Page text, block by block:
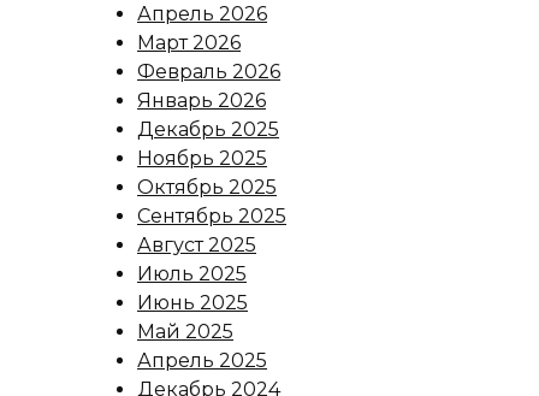
Апрель 2026
Март 2026
Февраль 2026
Январь 2026
Декабрь 2025
Ноябрь 2025
Октябрь 2025
Сентябрь 2025
Август 2025
Июль 2025
Июнь 2025
Май 2025
Апрель 2025
Декабрь 2024